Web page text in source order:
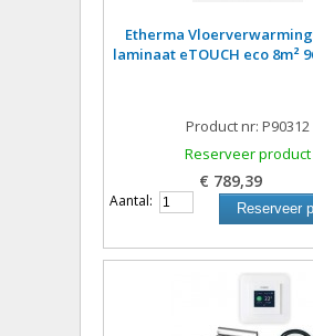
Etherma
laminaat eTOUCH eco 8m²
Product nr: P90312
Reserveer product
€ 789,39
Aantal: Reserveer